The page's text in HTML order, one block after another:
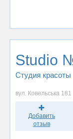
Studio
Студия красоты
вул. Ковельська 181
Добавить
отзыв